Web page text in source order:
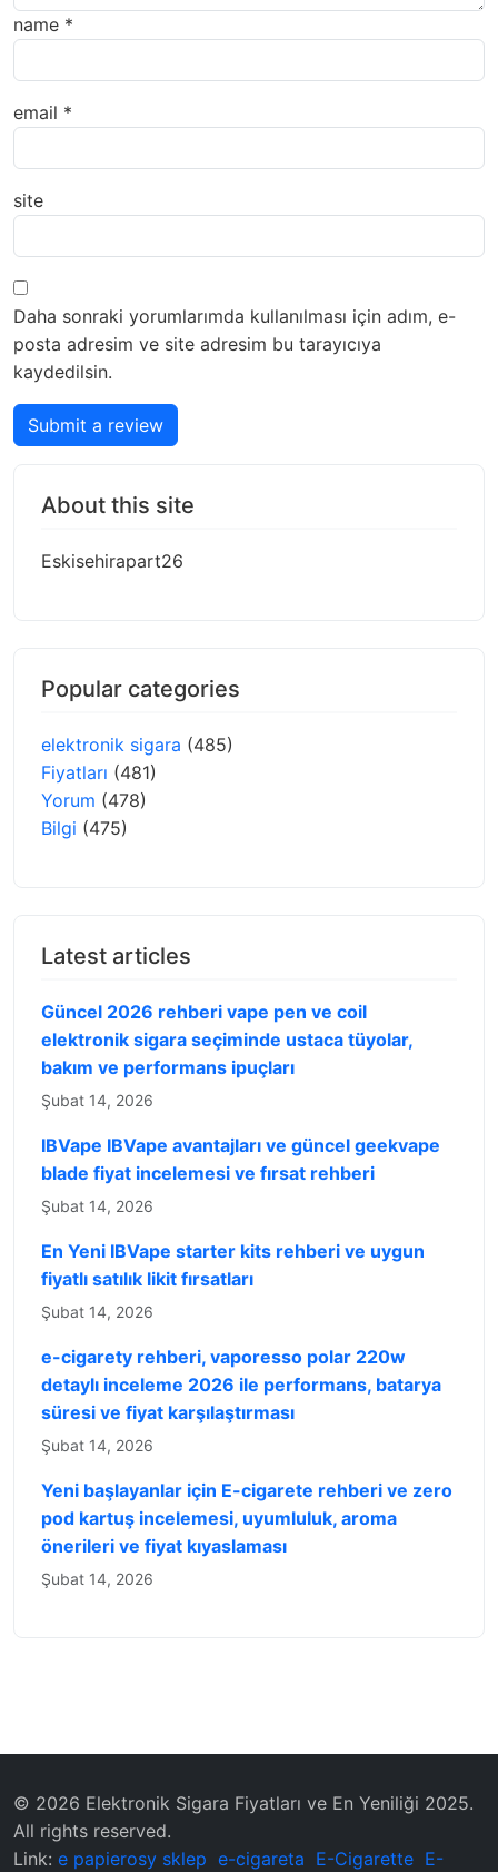
name *
email *
site
Daha sonraki yorumlarımda kullanılması için adım, e-
posta adresim ve site adresim bu tarayıcıya
kaydedilsin.
Submit a review
About this site
Eskisehirapart26
Popular categories
elektronik sigara (485)
Fiyatları (481)
Yorum (478)
Bilgi (475)
Latest articles
Güncel 2026 rehberi vape pen ve coil
elektronik sigara seçiminde ustaca tüyolar,
bakım ve performans ipuçları
Şubat 14, 2026
IBVape IBVape avantajları ve güncel geekvape
blade fiyat incelemesi ve fırsat rehberi
Şubat 14, 2026
En Yeni IBVape starter kits rehberi ve uygun
fiyatlı satılık likit fırsatları
Şubat 14, 2026
e-cigarety rehberi, vaporesso polar 220w
detaylı inceleme 2026 ile performans, batarya
süresi ve fiyat karşılaştırması
Şubat 14, 2026
Yeni başlayanlar için E-cigarete rehberi ve zero
pod kartuş incelemesi, uyumluluk, aroma
önerileri ve fiyat kıyaslaması
Şubat 14, 2026
© 2026 Elektronik Sigara Fiyatları ve En Yeniliği 2025.
All rights reserved.
Link: e papierosy sklep e-cigareta E-Cigarette E-